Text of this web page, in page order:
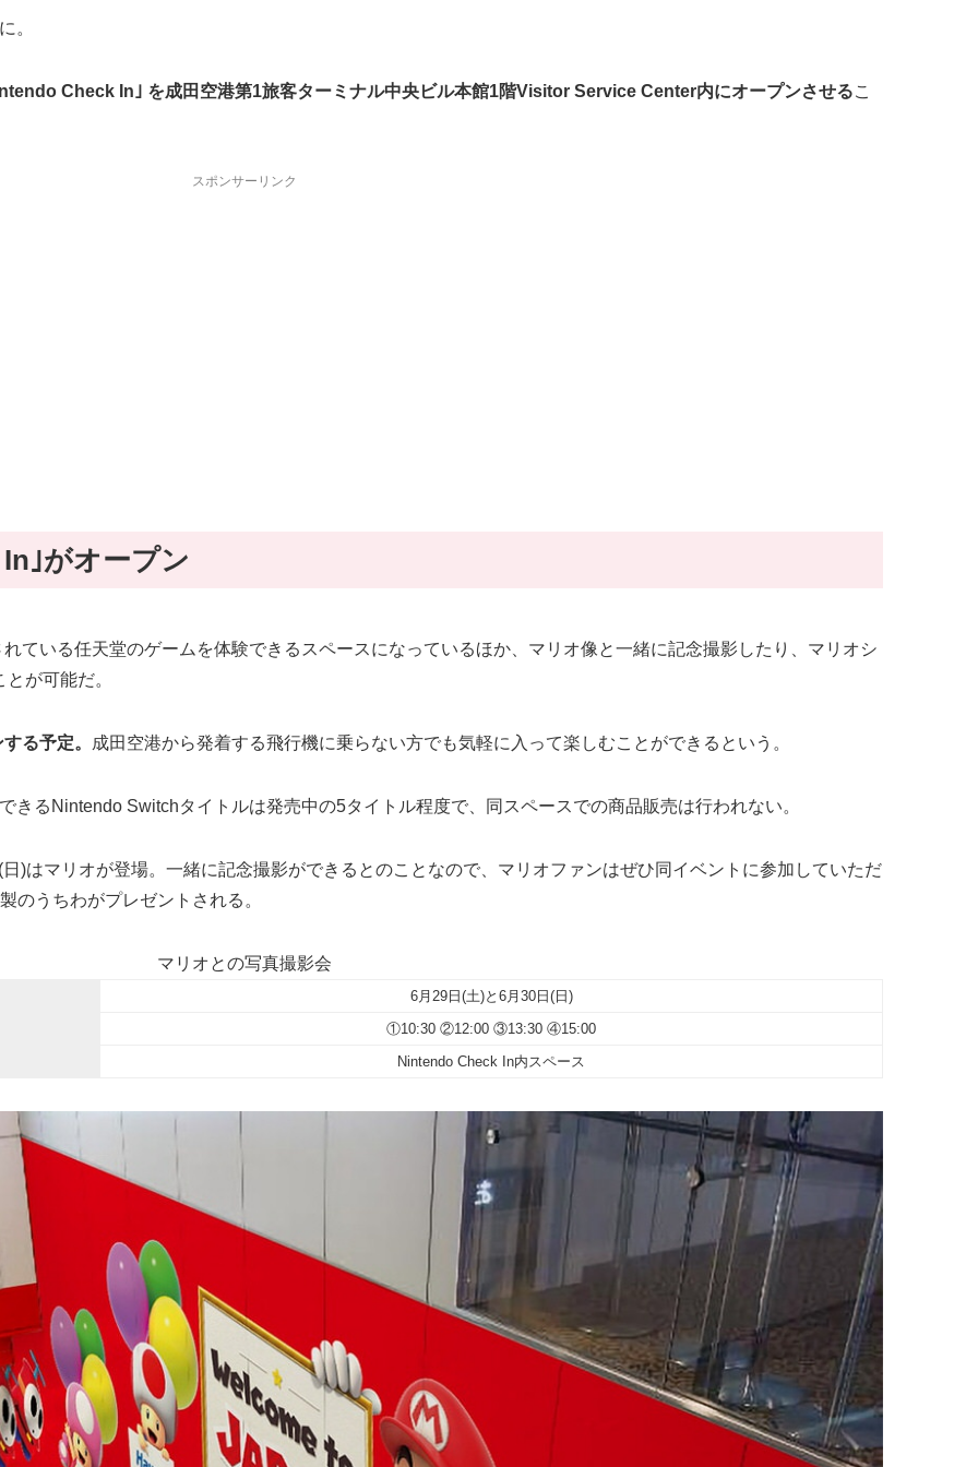
。
Check In｣ を成田空港第1旅客ターミナル中央ビル本館1階Visitor Service Center内にオープンさせるこ
スポンサーリンク
｣がオープン
ている任天堂のゲームを体験できるスペースになっているほか、マリオ像と一緒に記念撮影したり、マリオシ
が可能だ。
る予定。 成田空港から発着する飛行機に乗らない方でも気軽に入って楽しむことができるという。
きるNintendo Switchタイトルは発売中の5タイトル程度で、同スペースでの商品販売は行われない。
)はマリオが登場。一緒に記念撮影ができるとのことなので、マリオファンはぜひ同イベントに参加していただ
のうちわがプレゼントされる。
マリオとの写真撮影会
6月29日(土)と6月30日(日)
①10:30 ②12:00 ③13:30 ④15:00
Nintendo Check In内スペース